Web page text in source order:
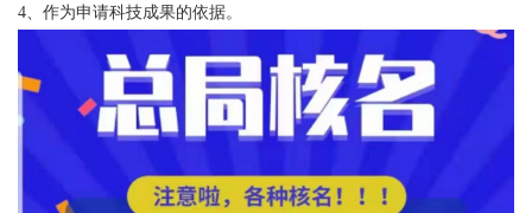
4、作为申请科技成果的依据。